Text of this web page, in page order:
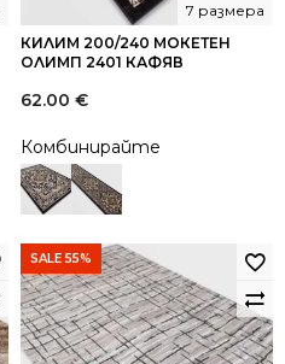
КИЛИМ 200/240 МОКЕТЕН
ОЛИМП 2401 КАФЯВ
7 размера
62.00 €
Комбинирайте
SALE 55%